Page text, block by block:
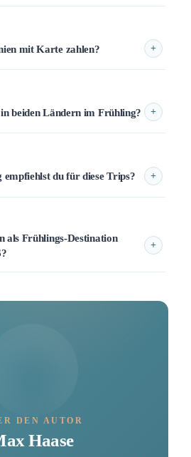
mit Karte zahlen? +
beiden Ländern im Frühling? +
empfiehlst du für diese Trips? +
als Frühlings-Destination
+
DEN AUTOR
Haase